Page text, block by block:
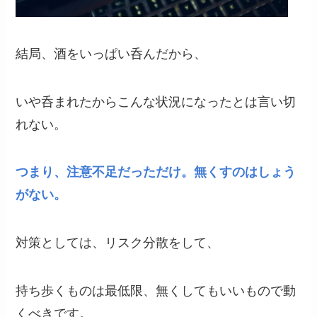
結局、酒をいっぱい呑んだから、
いや呑まれたからこんな状況になったとは言い切
れない。
つまり、注意不足だっただけ。無くすのはしょう
がない。
対策としては、リスク分散をして、
持ち歩くものは最低限、無くしてもいいもので動
くべきです。